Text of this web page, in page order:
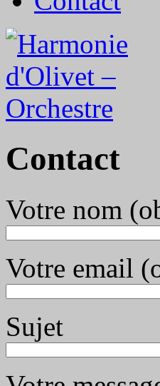
Contact
Votre nom
Votre email
Sujet